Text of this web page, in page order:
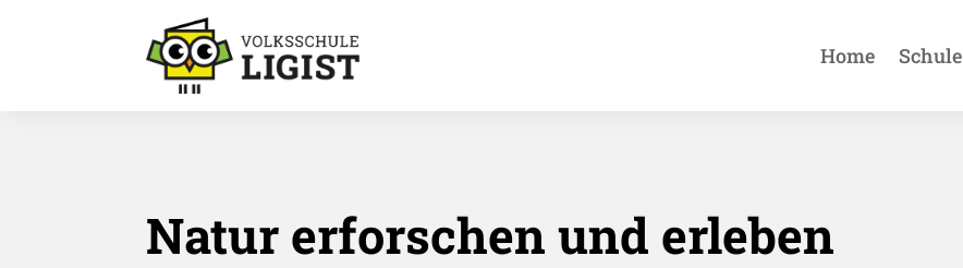
Home Schule
Natur erforschen und erleben